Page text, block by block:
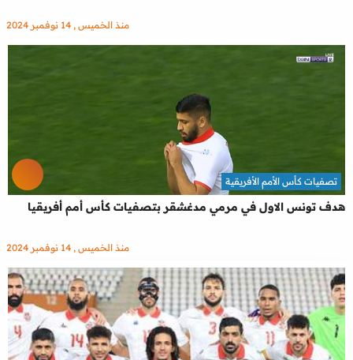
منذ الخميس , 14 نوفمبر 2024
هدف تونس الاول في مرمي مدغشقر بتصفيات كأس أمم أفريقيا
تصفيات كأس الأمم الأفريقية
منذ الخميس , 14 نوفمبر 2024